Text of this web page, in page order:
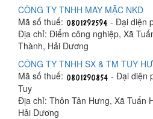
CÔNG TY TNHH MAY MẶC NKD
Mã số thuế:
- Đại diện
Địa chỉ: Điểm công nghiệp, Xã
Thành, Hải Dương
CÔNG TY TNHH SX & TM TUY
Mã số thuế:
- Đại diện
Tuy
Địa chỉ: Thôn Tân Hưng, Xã Tuấn
Hải Dương